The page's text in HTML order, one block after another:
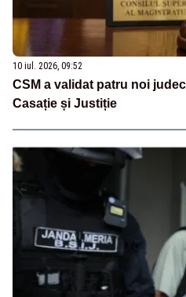
10 iul. 2026, 09:52
CSM a validat patru noi
Casație și Justiție